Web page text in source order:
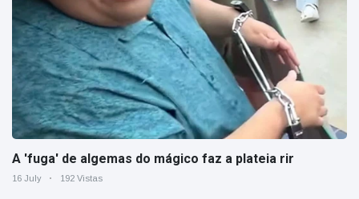
A 'fuga' de algemas do mágico faz a plateia rir
16 July 192 Vistas